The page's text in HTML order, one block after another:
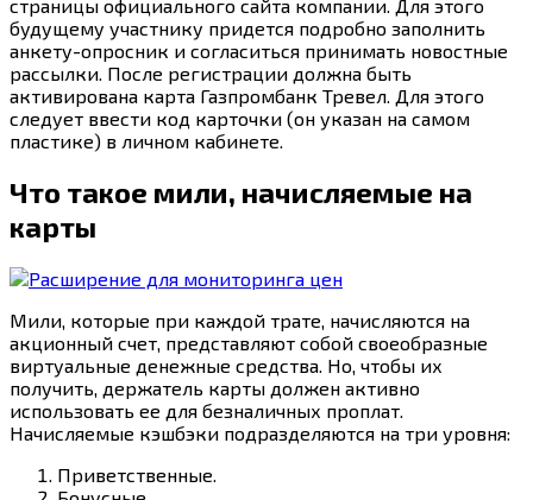
страницы официального сайта компании. Для этого
будущему участнику придется подробно заполнить
анкету-опросник и согласиться принимать новостные
рассылки. После регистрации должна быть
активирована карта Газпромбанк Тревел. Для этого
следует ввести код карточки (он указан на самом
пластике) в личном кабинете.
Что такое мили, начисляемые на
карты
Мили, которые при каждой трате, начисляются на
акционный счет, представляют собой своеобразные
виртуальные денежные средства. Но, чтобы их
получить, держатель карты должен активно
использовать ее для безналичных проплат.
Начисляемые кэшбэки подразделяются на три уровня:
Приветственные.